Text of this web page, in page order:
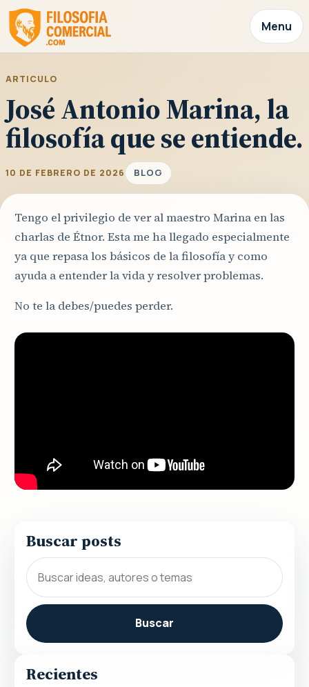
Menu
ARTICULO
José Antonio Marina, la
filosofía que se entiende.
10 DE FEBRERO DE 2026 BLOG
Tengo el privilegio de ver al maestro Marina en las
charlas de Étnor. Esta me ha llegado especialmente
ya que repasa los básicos de la filosofía y como
ayuda a entender la vida y resolver problemas.
No te la debes/puedes perder.
Buscar posts
Buscar
Recientes